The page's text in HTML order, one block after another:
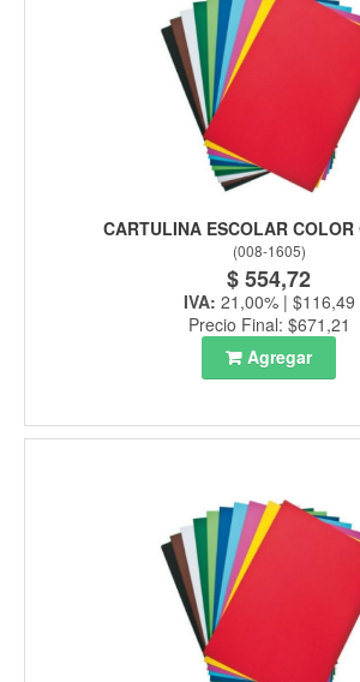
CARTULINA ESCOLAR COLOR
(008-1605)
$ 554,72
IVA: 21,00% | $116,49
Precio Final: $671,21
Agregar